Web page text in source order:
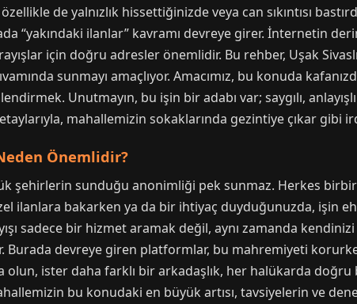
de yalnızlık hissettiğinizde veya can sıkıntısı
“yakındaki ilanlar” kavramı devreye girer. İnternetin
için doğru adresler önemlidir. Bu rehber, Uşak
sunmayı amaçlıyor. Amacımız, bu konuda
Unutmayın, bu işin bir adabı var; saygılı,
mahallemizin sokaklarında gezintiye çıkar gibi
Önemlidir?
şehirlerin sunduğu anonimliği pek sunmaz. Herkes
ilanlara bakarken ya da bir ihtiyaç duyduğunuzda, işin
sadece bir hizmet aramak değil, aynı zamanda
Burada devreye giren platformlar, bu mahremiyeti
olun, ister daha farklı bir arkadaşlık, her halükarda
bu konudaki en büyük artısı, tavsiyelerin ve